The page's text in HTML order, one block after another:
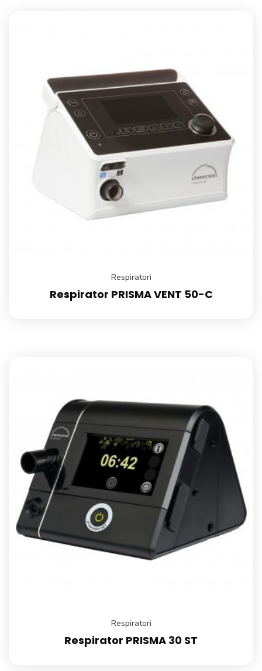
Respiratori
Respirator PRISMA VENT 50-C
Respiratori
Respirator PRISMA 30 ST